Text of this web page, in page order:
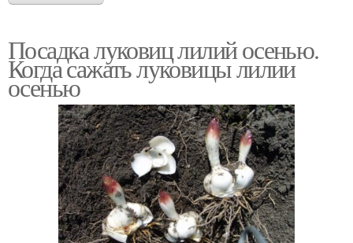
Посадка луковиц лилий осенью.
Когда сажать луковицы лилии
осенью